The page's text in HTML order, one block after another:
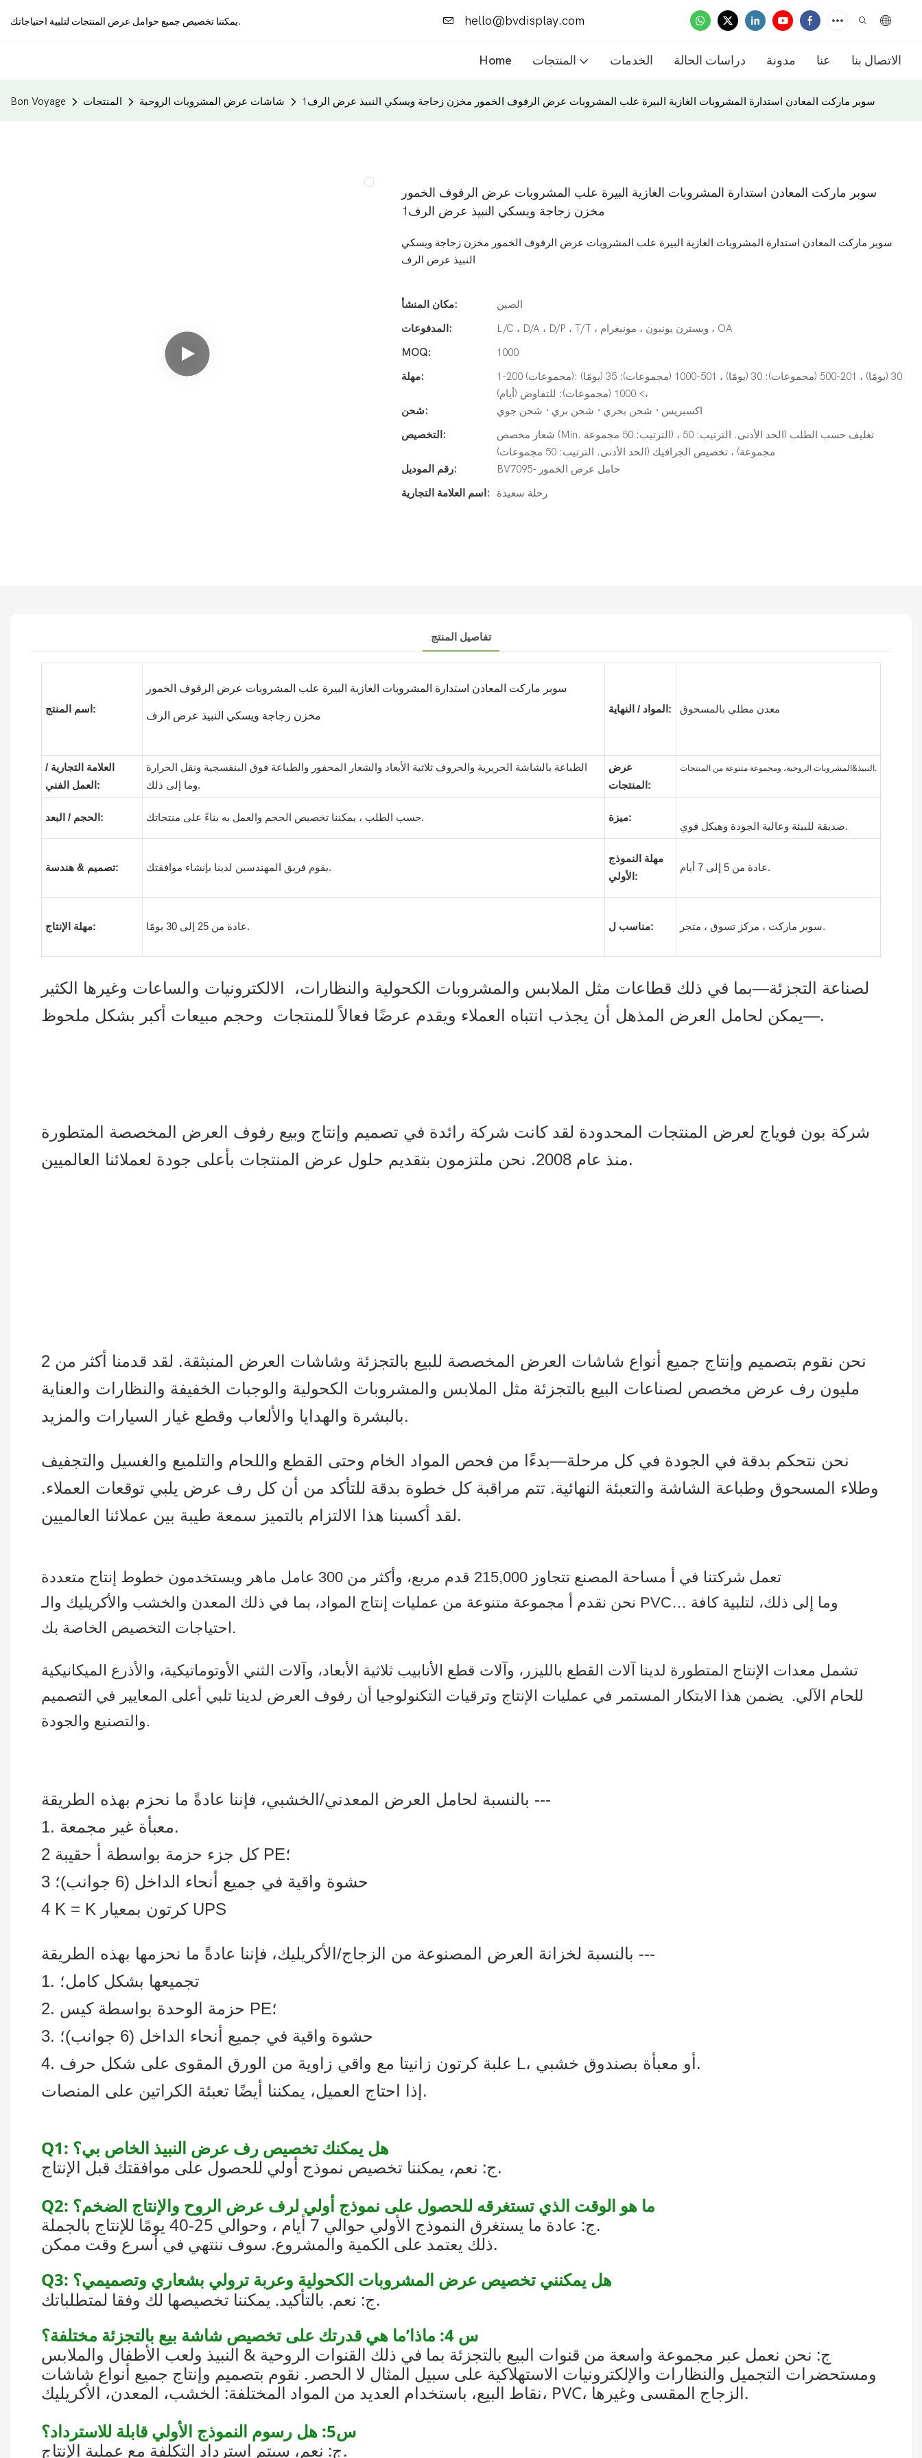
يمكننا تخصيص جميع حوامل عرض المنتجات لتلبية احتياجاتك. hello@bvdisplay.com
Home المنتجات الخدمات دراسات الحالة مدونة عنا الاتصال بنا
Bon Voyage المنتجات شاشات عرض المشروبات الروحية سوبر ماركت المعادن استدارة المشروبات الغازية البيرة علب المشروبات عرض الرفوف الخمور مخزن زجاجة ويسكي النبيذ عرض الرف1
سوبر ماركت المعادن استدارة المشروبات الغازية البيرة علب المشروبات عرض الرفوف الخمور
مخزن زجاجة ويسكي النبيذ عرض الرف1
سوبر ماركت المعادن استدارة المشروبات الغازية البيرة علب المشروبات عرض الرفوف الخمور مخزن زجاجة ويسكي
النبيذ عرض الرف
مكان المنشأ:
الصين
المدفوعات:
L/C ، D/A ، D/P ، T/T ، ويسترن يونيون ، مونيغرام ، OA
MOQ:
1000
مهلة:
1-200 (مجموعات): 30 (يومًا) ، 201-500 (مجموعات): 30 (يومًا) ، 501-1000 (مجموعات): 35 (يومًا)
،> 1000 (مجموعات): للتفاوض (أيام)
شحن:
اكسبريس · شحن بحري · شحن بري · شحن جوي
التخصيص:
شعار مخصص (Min. الترتيب: 50 مجموعة) ، تغليف حسب الطلب (الحد الأدنى. الترتيب: 50
مجموعة) ، تخصيص الجرافيك (الحد الأدنى. الترتيب: 50 مجموعات)
رقم الموديل:
BV7095- حامل عرض الخمور
اسم العلامة التجارية:
رحلة سعيدة
تفاصيل المنتج
اسم المنتج:
سوبر ماركت المعادن استدارة المشروبات الغازية البيرة علب المشروبات عرض الرفوف الخمور
مخزن زجاجة ويسكي النبيذ عرض الرف
المواد / النهاية:
العلامة التجارية /
العمل الفني:
الطباعة بالشاشة الحريرية والحروف ثلاثية الأبعاد والشعار المحفور والطباعة فوق البنفسجية ونقل الحرارة
وما إلى ذلك.
عرض
المنتجات:
النبيذ&المشروبات الروحية، ومجموعة متنوعة من المنتجات.
الحجم / البعد: حسب الطلب ، يمكننا تخصيص الحجم والعمل به بناءً على منتجاتك. ميزة:
صديقة للبيئة وعالية الجودة وهيكل قوي.
تصميم & هندسة: يقوم فريق المهندسين لدينا بإنشاء موافقتك.
مهلة النموذج
الأولي:
عادة من 5 إلى 7 أيام.
مهلة الإنتاج: عادة من 25 إلى 30 يومًا. مناسب ل: سوبر ماركت ، مركز تسوق ، متجر.
لصناعة التجزئة—بما في ذلك قطاعات مثل الملابس والمشروبات الكحولية والنظارات، الالكترونيات والساعات وغيرها الكثير
—يمكن لحامل العرض المذهل أن يجذب انتباه العملاء ويقدم عرضًا فعالاً للمنتجات وحجم مبيعات أكبر بشكل ملحوظ.
شركة بون فوياج لعرض المنتجات المحدودة لقد كانت شركة رائدة في تصميم وإنتاج وبيع رفوف العرض المخصصة المتطورة
منذ عام 2008. نحن ملتزمون بتقديم حلول عرض المنتجات بأعلى جودة لعملائنا العالميين.
نحن نقوم بتصميم وإنتاج جميع أنواع شاشات العرض المخصصة للبيع بالتجزئة وشاشات العرض المنبثقة. لقد قدمنا ​​أكثر من 2
مليون رف عرض مخصص لصناعات البيع بالتجزئة مثل الملابس والمشروبات الكحولية والوجبات الخفيفة والنظارات والعناية
بالبشرة والهدايا والألعاب وقطع غيار السيارات والمزيد.
نحن نتحكم بدقة في الجودة في كل مرحلة—بدءًا من فحص المواد الخام وحتى القطع واللحام والتلميع والغسيل والتجفيف
وطلاء المسحوق وطباعة الشاشة والتعبئة النهائية. تتم مراقبة كل خطوة بدقة للتأكد من أن كل رف عرض يلبي توقعات العملاء.
لقد أكسبنا هذا الالتزام بالتميز سمعة طيبة بين عملائنا العالميين.
نحن نقدم أ مجموعة متنوعة من عمليات إنتاج المواد، بما في ذلك المعدن والخشب والأكريليك والـ PVC… وما إلى ذلك، لتلبية كافة
احتياجات التخصيص الخاصة بك.
تشمل معدات الإنتاج المتطورة لدينا آلات القطع بالليزر، وآلات قطع الأنابيب ثلاثية الأبعاد، وآلات الثني الأوتوماتيكية، والأذرع الميكانيكية
للحام الآلي. يضمن هذا الابتكار المستمر في عمليات الإنتاج وترقيات التكنولوجيا أن رفوف العرض لدينا تلبي أعلى المعايير في التصميم
والتصنيع والجودة.
بالنسبة لحامل العرض المعدني/الخشبي، فإننا عادةً ما نحزم بهذه الطريقة ---
1. معبأة غير مجمعة.
4 K = K كرتون بمعيار UPS
بالنسبة لخزانة العرض المصنوعة من الزجاج/الأكريليك، فإننا عادةً ما نحزمها بهذه الطريقة ---
1. تجميعها بشكل كامل؛
2. حزمة الوحدة بواسطة كيس PE؛
3. حشوة واقية في جميع أنحاء الداخل (6 جوانب)؛
4. علبة كرتون زانيتا مع واقي زاوية من الورق المقوى على شكل حرف L، أو معبأة بصندوق خشبي.
إذا احتاج العميل، يمكننا أيضًا تعبئة الكراتين على المنصات.
Q1: هل يمكنك تخصيص رف عرض النبيذ الخاص بي؟
ج: نعم، يمكننا تخصيص نموذج أولي للحصول على موافقتك قبل الإنتاج.
Q2: ما هو الوقت الذي تستغرقه للحصول على نموذج أولي لرف عرض الروح والإنتاج الضخم؟
ج: عادة ما يستغرق النموذج الأولي حوالي 7 أيام ، وحوالي 25-40 يومًا للإنتاج بالجملة.
ذلك يعتمد على الكمية والمشروع. سوف ننتهي في أسرع وقت ممكن.
ج: نعم. بالتأكيد. يمكننا تخصيصها لك وفقا لمتطلباتك.
س 4: ماذا’ما هي قدرتك على تخصيص شاشة بيع بالتجزئة مختلفة؟
ج: نحن نعمل عبر مجموعة واسعة من قنوات البيع بالتجزئة بما في ذلك القنوات الروحية & النبيذ ولعب الأطفال والملابس
ومستحضرات التجميل والنظارات والإلكترونيات الاستهلاكية على سبيل المثال لا الحصر. نقوم بتصميم وإنتاج جميع أنواع شاشات
نقاط البيع، باستخدام العديد من المواد المختلفة: الخشب، المعدن، الأكريليك، PVC، الزجاج المقسى وغيرها.
س5: هل رسوم النموذج الأولي قابلة للاسترداد؟
ج: نعم، سيتم استرداد التكلفة مع عملية الإنتاج.